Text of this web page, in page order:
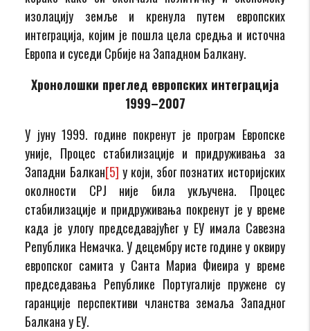
изолацију земље и кренула путем европских
интеграција, којим је пошла цела средња и источна
Европа и суседи Србије на Западном Балкану.
Хронолошки преглед европских интеграција
1999–2007
У јуну 1999. године покренут је програм Европске
уније, Процес стабилизације и придруживања за
Западни Балкан[5] у који, због познатих историјских
околности СРЈ није била укључена. Процес
стабилизације и придруживања покренут је у време
када је улогу председавајућег у ЕУ имала Савезна
Република Немачка. У децембру исте године у оквиру
европског самита у Санта Мариа Фиеира у време
председавања Републике Португалије пружене су
гаранције перспективи чланства земаља Западног
Балкана у ЕУ.